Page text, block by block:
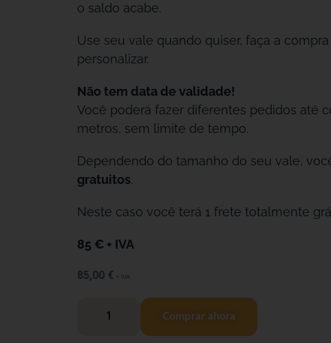
o saldo acabe.
Use seu vale quando quiser, faça a
personalizar.
Não tem data de validade!
Você poderá fazer diferentes pedidos até
metros, sem limite de tempo.
Dependendo do tamanho do seu vale,
gratuitos.
Neste caso você terá 1 frete totalmente
85 € + IVA
85,00 € + IVA
Comprar ahora